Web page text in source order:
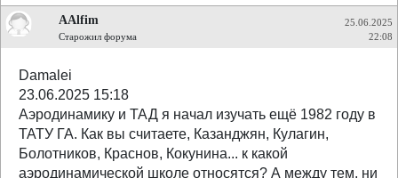
AAlfim
Старожил форума
25.06.2025
22:08
Damalei
23.06.2025 15:18
Аэродинамику и ТАД я начал изучать ещё 1982 году в
ТАТУ ГА. Как вы считаете, Казанджян, Кулагин,
Болотников, Краснов, Кокунина... к какой
аэродинамической школе относятся? А между тем, ни